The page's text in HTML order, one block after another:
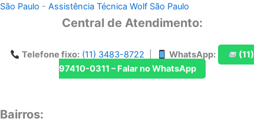
São Paulo - Assistência Técnica Wolf São Paulo
Central de Atendimento:
Telefone fixo: (11) 3483-8722 WhatsApp:
(11)
97410-0311 – Falar no WhatsApp
Bairros: